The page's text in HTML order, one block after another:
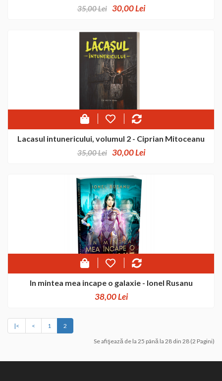
35,00 Lei 30,00 Lei
Lacasul intunericului, volumul 2 - Ciprian Mitoceanu
35,00 Lei 30,00 Lei
In mintea mea incape o galaxie - Ionel Rusanu
38,00 Lei
|< < 1 2
Se afişează de la 25 până la 28 din 28 (2 Pagini)